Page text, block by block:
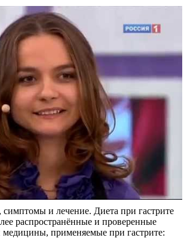
и лечение. Диета при гастрите
распространённые и проверенные
применяемые при гастрите: